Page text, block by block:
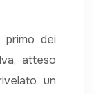
primo dei
atteso
un